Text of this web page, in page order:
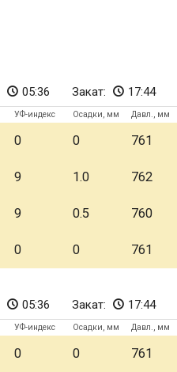
05:36 Закат: 17:44
УФ-индекс Осадки, мм Давл., мм
0 0 761
9 1.0 762
9 0.5 760
0 0 761
05:36 Закат: 17:44
УФ-индекс Осадки, мм Давл., мм
0 0 761